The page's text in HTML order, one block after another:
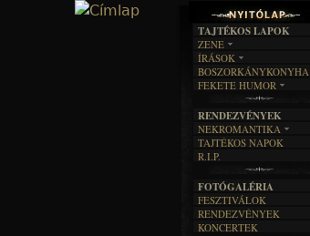
TAJTÉKOS LAPOK
ZENE
EGYÜTTESEK
INTERJÚK
FORDÍTÁSOK
DALSZÖVEGEK
ÍRÁSOK
IRODALOM
FILM
MŰVÉSZET
ÍRÁSTÖRTÉNET
BOSZORKÁNYKONYHA
FEKETE HUMOR
SZÖVEGES
RENDEZVÉNYEK
NEKROMANTIKA
AKTUÁLIS
A MÚLT
TAJTÉKOS NAPOK
R.I.P.
FOTÓGALÉRIA
FESZTIVÁLOK
RENDEZVÉNYEK
KONCERTEK